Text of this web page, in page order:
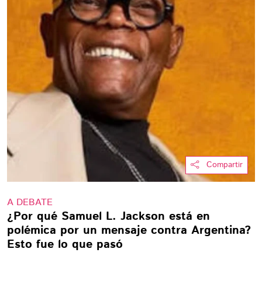
Compartir
A DEBATE
¿Por qué Samuel L. Jackson está en
polémica por un mensaje contra Argentina?
Esto fue lo que pasó